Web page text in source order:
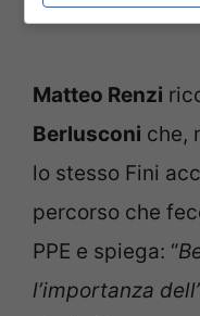
Matteo Renzi
Berlusconi che,
lo stesso Fini
percorso che
PPE e spiega: “
l’importanza